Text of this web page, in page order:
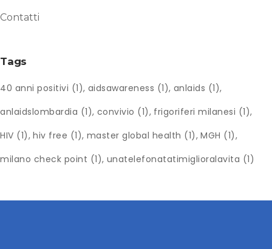
Contatti
Tags
40 anni positivi (1) aidsawareness (1) anlaids (1)
anlaidslombardia (1) convivio (1) frigoriferi milanesi (1)
HIV (1) hiv free (1) master global health (1) MGH (1)
milano check point (1) unatelefonatatimiglioralavita (1)